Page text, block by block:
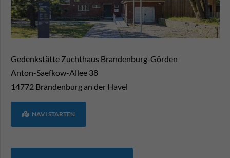
Gedenkstätte Zuchthaus Brandenburg-Görden
Anton-Saefkow-Allee 38
14772 Brandenburg an der Havel
NAVI STARTEN